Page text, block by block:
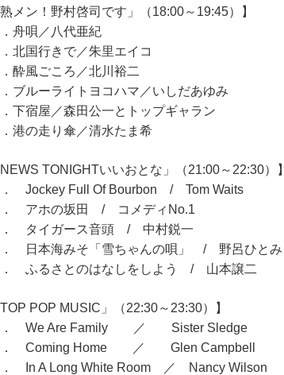
熟メン！野村啓司です」（18:00～19:45）】
舟唄／八代亜紀
北国行きで／朱里エイコ
酔風ごころ／北川裕二
ブルーライトヨコハマ／いしだあゆみ
下宿屋／森田公一とトップギャラン
港の走り傘／清水たま希
NEWS TONIGHTいいおとな」（21:00～22:30）】
Jockey Full Of Bourbon / Tom Waits
アホの坂田 / コメディNo.1
タイガース音頭 / 中村鋭一
日本海みそ「雪ちゃんの唄」 / 野呂ひとみ
ふるさとのはなしをしよう / 山本譲二
TOP POP MUSIC」（22:30～23:30）】
We Are Family ／ Sister Sledge
Coming Home ／ Glen Campbell
In A Long White Room ／ Nancy Wilson